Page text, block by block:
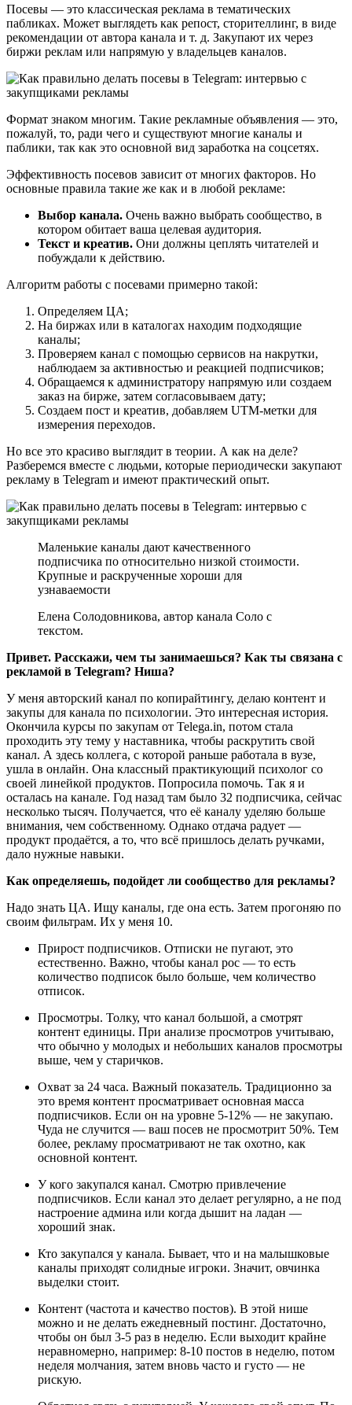
Посевы — это классическая реклама в тематических
пабликах. Может выглядеть как репост, сторителлинг, в виде
рекомендации от автора канала и т. д. Закупают их через
биржи реклам или напрямую у владельцев каналов.
Формат знаком многим. Такие рекламные объявления — это,
пожалуй, то, ради чего и существуют многие каналы и
паблики, так как это основной вид заработка на соцсетях.
Эффективность посевов зависит от многих факторов. Но
основные правила такие же как и в любой рекламе:
Выбор канала. Очень важно выбрать сообщество, в
котором обитает ваша целевая аудитория.
Текст и креатив. Они должны цеплять читателей и
побуждали к действию.
Алгоритм работы с посевами примерно такой:
Определяем ЦА;
На биржах или в каталогах находим подходящие
каналы;
Проверяем канал с помощью сервисов на накрутки,
наблюдаем за активностью и реакцией подписчиков;
Обращаемся к администратору напрямую или создаем
заказ на бирже, затем согласовываем дату;
Создаем пост и креатив, добавляем UTM-метки для
измерения переходов.
Но все это красиво выглядит в теории. А как на деле?
Разберемся вместе с людьми, которые периодически закупают
рекламу в Telegram и имеют практический опыт.
Маленькие каналы дают качественного
подписчика по относительно низкой стоимости.
Крупные и раскрученные хороши для
узнаваемости
Елена Солодовникова, автор канала Соло с
текстом.
Привет. Расскажи, чем ты занимаешься? Как ты связана с
рекламой в Telegram? Ниша?
У меня авторский канал по копирайтингу, делаю контент и
закупы для канала по психологии. Это интересная история.
Окончила курсы по закупам от Telega.in, потом стала
проходить эту тему у наставника, чтобы раскрутить свой
канал. А здесь коллега, с которой раньше работала в вузе,
ушла в онлайн. Она классный практикующий психолог со
своей линейкой продуктов. Попросила помочь. Так я и
осталась на канале. Год назад там было 32 подписчика, сейчас
несколько тысяч. Получается, что её каналу уделяю больше
внимания, чем собственному. Однако отдача радует —
продукт продаётся, а то, что всё пришлось делать ручками,
дало нужные навыки.
Как определяешь, подойдет ли сообщество для рекламы?
Надо знать ЦА. Ищу каналы, где она есть. Затем прогоняю по
своим фильтрам. Их у меня 10.
Прирост подписчиков. Отписки не пугают, это
естественно. Важно, чтобы канал рос — то есть
количество подписок было больше, чем количество
отписок.
Просмотры. Толку, что канал большой, а смотрят
контент единицы. При анализе просмотров учитываю,
что обычно у молодых и небольших каналов просмотры
выше, чем у старичков.
Охват за 24 часа. Важный показатель. Традиционно за
это время контент просматривает основная масса
подписчиков. Если он на уровне 5-12% — не закупаю.
Чуда не случится — ваш посев не просмотрит 50%. Тем
более, рекламу просматривают не так охотно, как
основной контент.
У кого закупался канал. Смотрю привлечение
подписчиков. Если канал это делает регулярно, а не под
настроение админа или когда дышит на ладан —
хороший знак.
Кто закупался у канала. Бывает, что и на малышковые
каналы приходят солидные игроки. Значит, овчинка
выделки стоит.
Контент (частота и качество постов). В этой нише
можно и не делать ежедневный постинг. Достаточно,
чтобы он был 3-5 раз в неделю. Если выходит крайне
неравномерно, например: 8-10 постов в неделю, потом
неделя молчания, затем вновь часто и густо — не
рискую.